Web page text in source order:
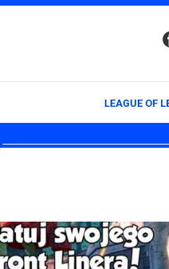
LEAGUE OF